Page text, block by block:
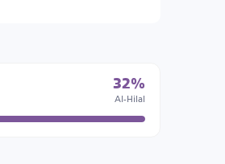
32%
Al-Hilal